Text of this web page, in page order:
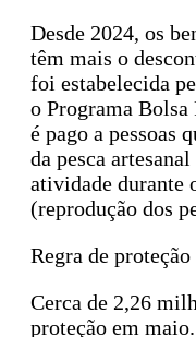
Desde 2024, os
têm mais o
foi estabelecida
o Programa
é pago a pessoas
da pesca
atividade durante
(reprodução dos
Regra de proteção
Cerca de 2,26
proteção em